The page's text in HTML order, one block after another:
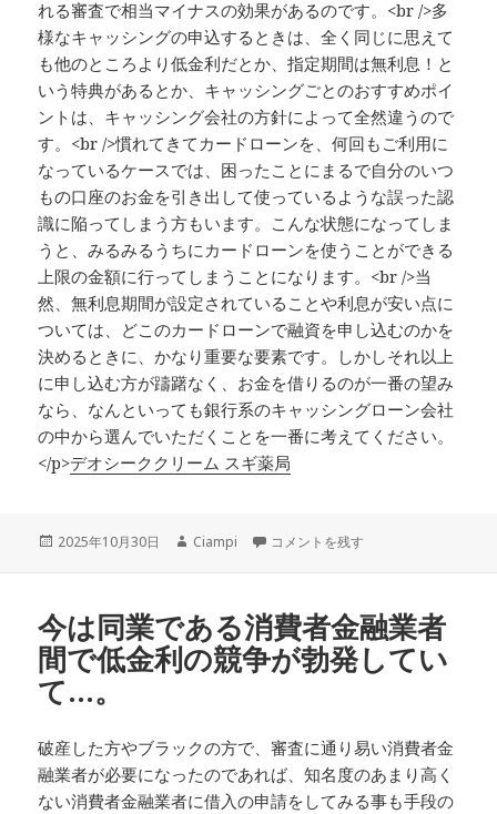
れる審査で相当マイナスの効果があるのです。<br />多
様なキャッシングの申込するときは、全く同じに思えて
も他のところより低金利だとか、指定期間は無利息！と
いう特典があるとか、キャッシングごとのおすすめポイ
ントは、キャッシング会社の方針によって全然違うので
す。<br />慣れてきてカードローンを、何回もご利用に
なっているケースでは、困ったことにまるで自分のいつ
もの口座のお金を引き出して使っているような誤った認
識に陥ってしまう方もいます。こんな状態になってしま
うと、みるみるうちにカードローンを使うことができる
上限の金額に行ってしまうことになります。<br />当
然、無利息期間が設定されていることや利息が安い点に
ついては、どこのカードローンで融資を申し込むのかを
決めるときに、かなり重要な要素です。しかしそれ以上
に申し込む方が躊躇なく、お金を借りるのが一番の望み
なら、なんといっても銀行系のキャッシングローン会社
の中から選んでいただくことを一番に考えてください。
</p>デオシーククリーム スギ薬局
投
2025年10月30日
作
Ciampi どんな関係の取扱会社の…。 に
コメントを残す
今は同業である消費者金融業者
間で低金利の競争が勃発してい
て…。
破産した方やブラックの方で、審査に通り易い消費者金
融業者が必要になったのであれば、知名度のあまり高く
ない消費者金融業者に借入の申請をしてみる事も手段の